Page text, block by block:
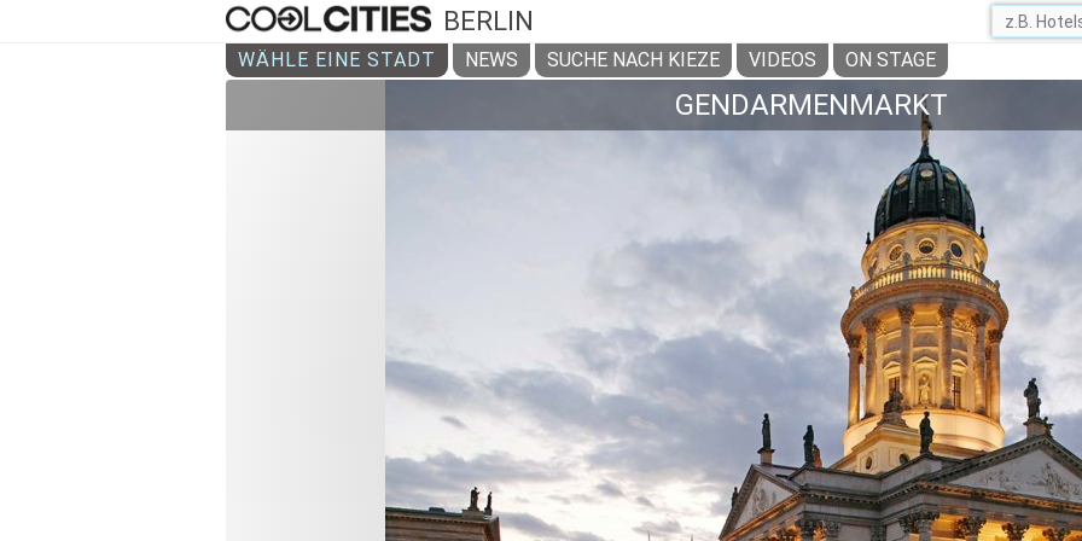
BERLIN
WÄHLE EINE STADT NEWS SUCHE NACH KIEZE VIDEOS ON STAGE
GENDARMENMARKT